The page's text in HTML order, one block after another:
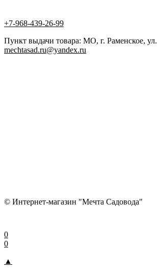
+7-968-439-26-99
Пункт выдачи товара: МО, г. Раменское,
mechtasad.ru@yandex.ru
© Интернет-магазин "Мечта Садовода"
0
0
▲